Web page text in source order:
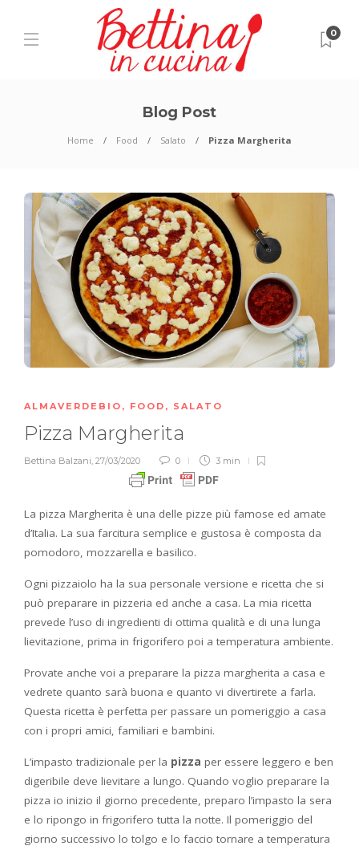
0
Blog Post
Home Food Salato Pizza Margherita
ALMAVERDEBIO , FOOD , SALATO
Pizza Margherita
Bettina Balzani, 27/03/2020 0 3 min
La pizza Margherita è una delle pizze più famose ed amate
d’Italia. La sua farcitura semplice e gustosa è composta da
pomodoro, mozzarella e basilico.
Ogni pizzaiolo ha la sua personale versione e ricetta che si
può preparare in pizzeria ed anche a casa. La mia ricetta
prevede l’uso di ingredienti di ottima qualità e di una lunga
lievitazione, prima in frigorifero poi a temperatura ambiente.
Provate anche voi a preparare la pizza margherita a casa e
vedrete quanto sarà buona e quanto vi divertirete a farla.
Questa ricetta è perfetta per passare un pomeriggio a casa
con i propri amici, familiari e bambini.
L’impasto tradizionale per la pizza per essere leggero e ben
digeribile deve lievitare a lungo. Quando voglio preparare la
pizza io inizio il giorno precedente, preparo l’impasto la sera
e lo ripongo in frigorifero tutta la notte. Il pomeriggio del
giorno successivo lo tolgo e lo faccio tornare a temperatura